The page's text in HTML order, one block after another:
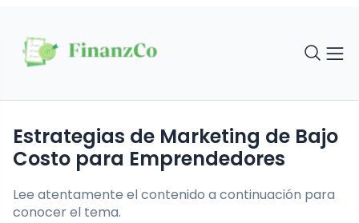
Estrategias de Marketing de Bajo
Costo para Emprendedores
Lee atentamente el contenido a continuación para
conocer el tema.